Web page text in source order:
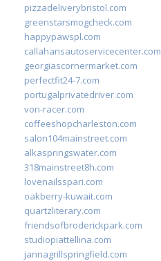
pizzadeliverybristol.com
greenstarsmogcheck.com
happypawspl.com
callahansautoservicecenter.com
georgiascornermarket.com
perfectfit24-7.com
portugalprivatedriver.com
von-racer.com
coffeeshopcharleston.com
salon104mainstreet.com
alkaspringswater.com
318mainstreet8h.com
lovenailsspari.com
oakberry-kuwait.com
quartzliterary.com
friendsofbroderickpark.com
studiopiattellina.com
jannagrillspringfield.com